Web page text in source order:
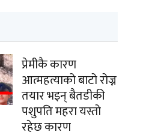
प्रेमीकै कारण
आत्महत्याको बाटो रोज्न
तयार भइन् बैतडीकी
पशुपति महरा यस्तो
रहेछ कारण